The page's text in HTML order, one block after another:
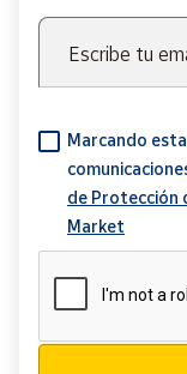
Escribe tu
Marcando
de Protección
Market